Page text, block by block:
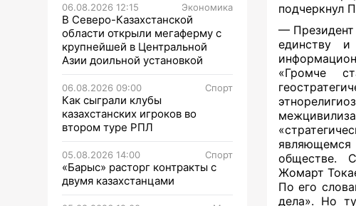
06.08.2026 12:15 Экономика
В Северо-Казахстанской
области открыли мегаферму с
крупнейшей в Центральной
Азии доильной установкой
06.08.2026 09:00 Спорт
Как сыграли клубы
казахстанских игроков во
втором туре РПЛ
05.08.2026 14:00 Спорт
«Барыс» расторг контракты с
двумя казахстанцами
подчеркнул
— Президент
единству
«Громче
обществе.
Жомарт
По его
дела». Но